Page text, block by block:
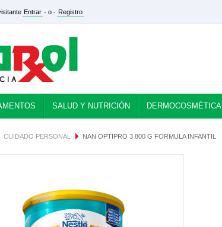
Entrar - o - Registro
SALUD Y NUTRICIÓN DERMOCOSMÉTICA
CUIDADO PERSONAL NAN OPTIPRO 3 800 G FORMULA INFANTIL